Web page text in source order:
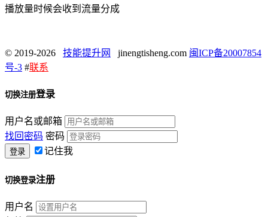
播放量时候会收到流量分成
© 2019-2026 技能提升网 jinengtisheng.com 闽ICP备20007854
号-3 #联系
切换注册登录
用户名或邮箱
找回密码 密码
记住我
切换登录注册
用户名